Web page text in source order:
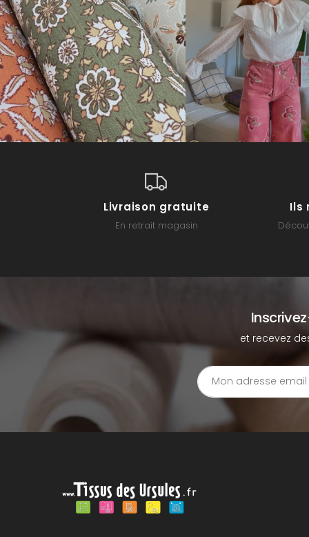
Livraison gratuite
En retrait magasin
Ils
et recevez